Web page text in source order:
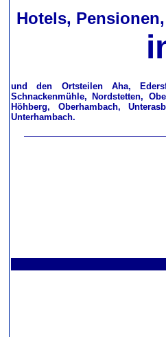
Hotels,
und den Ortsteilen Aha,
Schnackenmühle, Nordstetten,
Höhberg, Oberhambach,
Unterhambach.